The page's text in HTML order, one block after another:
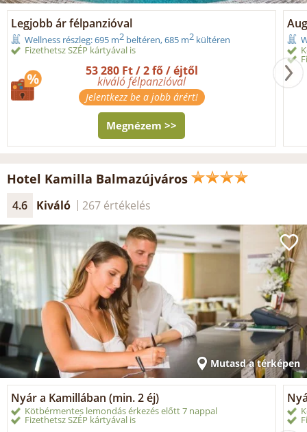
Legjobb ár félpanzióval
Wellness részleg: 695 m2 beltéren, 685 m2 kültéren
Fizethetsz SZÉP kártyával is
53 280 Ft / 2 fő / éjtől
kiváló félpanzióval
Jelentkezz be a jobb árért!
Megnézem >>
Hotel Kamilla Balmazújváros
4.6 Kiváló 267 értékelés
Mutasd a térképen
Nyár a Kamillában (min. 2 éj)
Kötbérmentes lemondás érkezés előtt 7 nappal
Fizethetsz SZÉP kártyával is